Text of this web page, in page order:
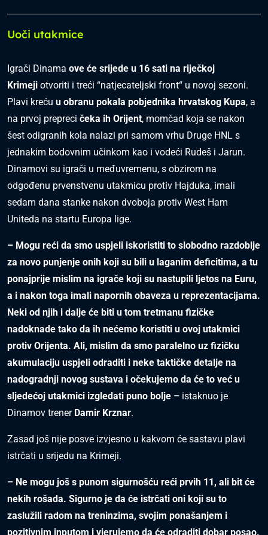
Uoči utakmice
Igrači Dinama ove će srijede u 16 sati na riječkoj
Krimeji otvoriti i treći “natjecateljski front“ u novoj sezoni.
Plavi kreću u obranu pokala pobjednika hrvatskog Kupa, a
na prvoj prepreci čeka ih Orijent, momčad koja se nakon
šest odigranih kola nalazi pri samom vrhu Druge HNL s
jednakim bodovnim učinkom kao i vodeći Rudeš i Jarun.
Dinamovi su igrači u međuvremenu, s obzirom na
odgođenu prvenstvenu utakmicu protiv Hajduka, imali
sedam dana stanke nakon dvoboja protiv West Ham
Uniteda na startu Europa lige.
– Mogu reći da smo uspjeli iskoristiti to slobodno razdoblje
za novo punjenje onih koji su bili u laganim deficitima, a tu
ponajprije mislim na igrače koji su nastupili ljetos na Euru,
a i nakon toga imali napornih obaveza u reprezentacijama.
Neki od njih i dalje će biti u tom tretmanu fizičke
nadoknade tako da ih nećemo koristiti u ovoj utakmici
protiv Orijenta. Ali, mislim da smo paralelno uz fizičku
akumulaciju uspjeli odraditi i neke taktičke detalje na
nadogradnji novog sustava i očekujemo da će to već u
sljedećoj utakmici izgledati puno bolje – istaknuo je
Dinamov trener Damir Krznar.
Zasad još nije posve izvjesno u kakvom će sastavu plavi
istrčati u srijedu na Krimeji.
– Ne mogu još s punom sigurnošću reći prvih 11, ali bit će
nekih rošada. Sigurno je da će istrčati oni koji su to
zaslužili radom na treninzima, svojim ponašanjem i
pozitivnim inputom i vjerujemo da će odraditi dobar posao.